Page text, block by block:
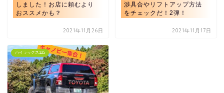
しました！お店に頼むより
おススメかも？
2021年11月26日
渉具合やリフトアップ方法
をチェックだ！2弾！
2021年11月17日
ハイラックス125